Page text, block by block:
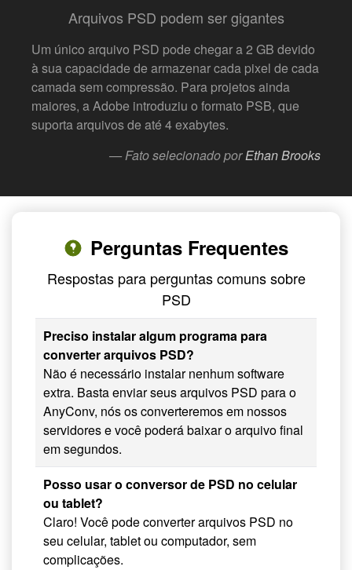
Arquivos PSD podem ser gigantes
Um único arquivo PSD pode chegar a 2 GB devido
à sua capacidade de armazenar cada pixel de cada
camada sem compressão. Para projetos ainda
maiores, a Adobe introduziu o formato PSB, que
suporta arquivos de até 4 exabytes.
— Fato selecionado porEthan Brooks
Perguntas Frequentes
Respostas para perguntas comuns sobre
PSD
Preciso instalar algum programa para
converter arquivos PSD?
Não é necessário instalar nenhum software
extra. Basta enviar seus arquivos PSD para o
AnyConv, nós os converteremos em nossos
servidores e você poderá baixar o arquivo final
em segundos.
Posso usar o conversor de PSD no celular
ou tablet?
Claro! Você pode converter arquivos PSD no
seu celular, tablet ou computador, sem
complicações.